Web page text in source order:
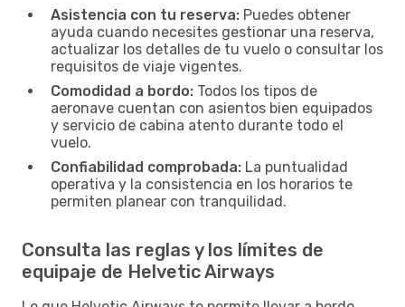
Asistencia con tu reserva: Puedes obtener
ayuda cuando necesites gestionar una reserva,
actualizar los detalles de tu vuelo o consultar los
requisitos de viaje vigentes.
Comodidad a bordo: Todos los tipos de
aeronave cuentan con asientos bien equipados
y servicio de cabina atento durante todo el
vuelo.
Confiabilidad comprobada: La puntualidad
operativa y la consistencia en los horarios te
permiten planear con tranquilidad.
Consulta las reglas y los límites de
equipaje de Helvetic Airways